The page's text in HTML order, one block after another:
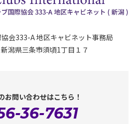
会333-A 地区キャビネット事務局
潟県三条市須頃1丁目１７
お問い合わせはこちら！
36-7631